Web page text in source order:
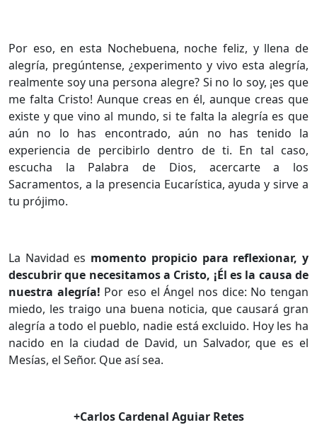
Por eso, en esta Nochebuena, noche feliz, y llena de
alegría, pregúntense, ¿experimento y vivo esta alegría,
realmente soy una persona alegre? Si no lo soy, ¡es que
me falta Cristo! Aunque creas en él, aunque creas que
existe y que vino al mundo, si te falta la alegría es que
aún no lo has encontrado, aún no has tenido la
experiencia de percibirlo dentro de ti. En tal caso,
escucha la Palabra de Dios, acercarte a los
Sacramentos, a la presencia Eucarística, ayuda y sirve a
tu prójimo.
La Navidad es momento propicio para reflexionar, y
descubrir que necesitamos a Cristo, ¡Él es la causa de
nuestra alegría! Por eso el Ángel nos dice: No tengan
miedo, les traigo una buena noticia, que causará gran
alegría a todo el pueblo, nadie está excluido. Hoy les ha
nacido en la ciudad de David, un Salvador, que es el
Mesías, el Señor. Que así sea.
+Carlos Cardenal Aguiar Retes